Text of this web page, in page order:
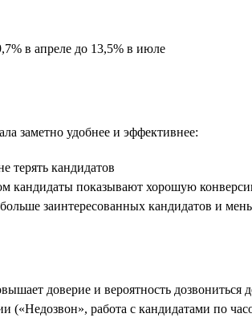
в апреле до 13,5% в июле
заметно удобнее и эффективнее:
терять кандидатов
кандидаты показывают хорошую
заинтересованных кандидатов и
доверие и вероятность дозвониться
(«Недозвон», работа с кандидатами по